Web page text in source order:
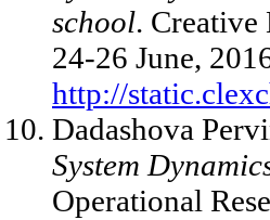
school.
24-26 June,
http://
Dadashova
System
Operational